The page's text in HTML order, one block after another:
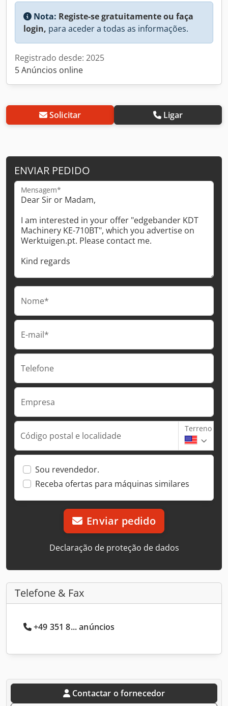
Nota: Registe-se gratuitamente ou faça
login, para aceder a todas as informações.
Registrado desde: 2025
5 Anúncios online
Solicitar Ligar
ENVIAR PEDIDO
Mensagem*
Nome*
E-mail*
Telefone
Empresa
Código postal e localidade
Terreno
Sou revendedor.
Receba ofertas para máquinas similares
Enviar pedido
Declaração de proteção de dados
Telefone & Fax
+49 351 8... anúncios
Contactar o fornecedor